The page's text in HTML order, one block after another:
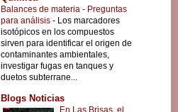
Balances de materia - Preguntas
para análisis - Los marcadores
isotópicos en los compuestos
sirven para identificar el origen de
contaminantes ambientales,
investigar fugas en tanques y
duetos subterrane...
Blogs Noticias
En Las Brisas, el